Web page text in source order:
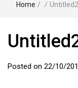
Home / /
Posted on 22/10/